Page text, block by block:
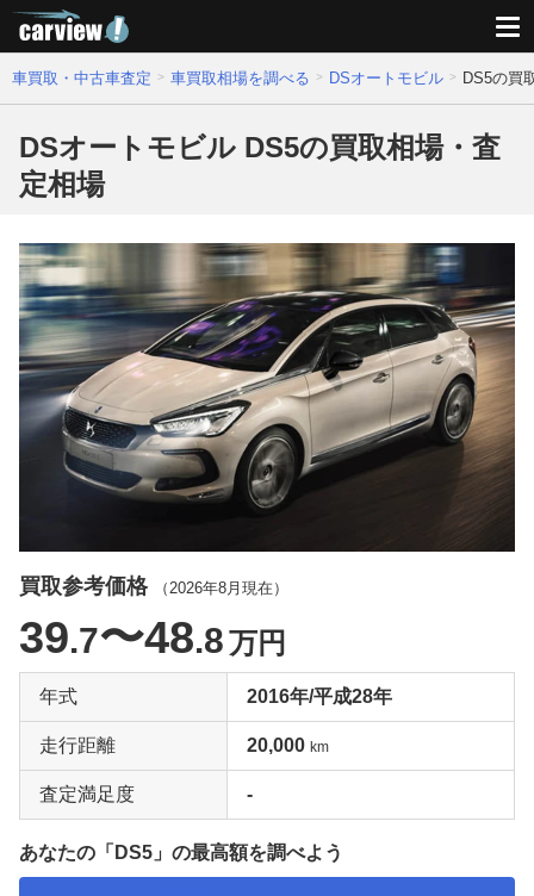
車買取・中古車査定 車買取相場を調べる DSオートモビル DS5の買
DSオートモビル DS5の買取相場・査
定相場
買取参考価格 （ 2026年8月 現在）
39.7〜48.8万円
年式 2016年/平成28年
走行距離 20,000 km
査定満足度 -
あなたの「DS5」の最高額を調べよう